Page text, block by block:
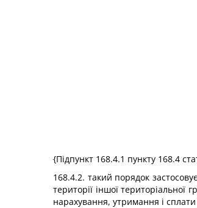
{Підпункт 168.4.1 пункту 168.4
168.4.2. такий порядок
території іншої
нарахування, утримання і